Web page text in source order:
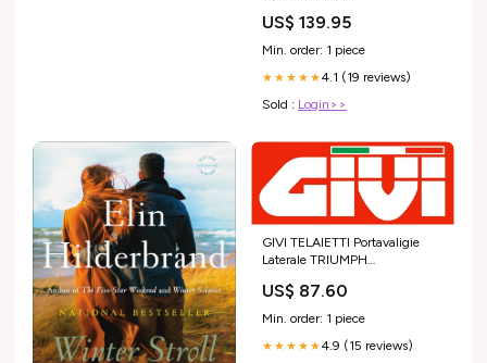
US$ 139.95
Min. order: 1 piece
★★★★★4.1 (19 reviews)
Sold : Login>>
GIVI TELAIETTI Portavaligie
Laterale TRIUMPH
GSX-S125 125 2018 2019
2020 2021 2022
US$ 87.60
Min. order: 1 piece
★★★★★4.9 (15 reviews)